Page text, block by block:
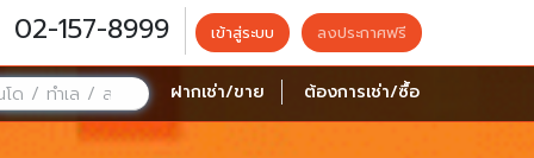
02-157-8999 เข้าสู่ระบบ ลงประกาศฟรี
ฝากเช่า/ขาย ต้องการเช่า/ซื้อ